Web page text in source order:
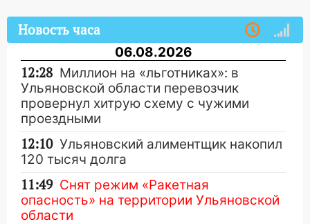
Новость часа
06.08.2026
12:28 Миллион на «льготниках»: в
Ульяновской области перевозчик
провернул хитрую схему с чужими
проездными
12:10 Ульяновский алиментщик накопил
120 тысяч долга
11:49 Снят режим «Ракетная
опасность» на территории Ульяновской
области